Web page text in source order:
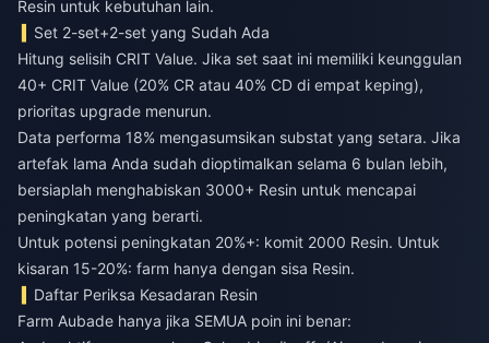
Resin untuk kebutuhan lain.
Set 2-set+2-set yang Sudah Ada
Hitung selisih CRIT Value. Jika set saat ini memiliki keunggulan
40+ CRIT Value (20% CR atau 40% CD di empat keping),
prioritas upgrade menurun.
Data performa 18% mengasumsikan substat yang setara. Jika
artefak lama Anda sudah dioptimalkan selama 6 bulan lebih,
bersiaplah menghabiskan 3000+ Resin untuk mencapai
peningkatan yang berarti.
Untuk potensi peningkatan 20%+: komit 2000 Resin. Untuk
kisaran 15-20%: farm hanya dengan sisa Resin.
Daftar Periksa Kesadaran Resin
Farm Aubade hanya jika SEMUA poin ini benar: